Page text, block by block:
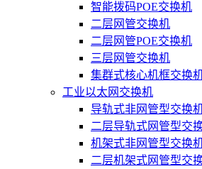
智能拨码POE交换机
二层网管交换机
二层网管POE交换机
三层网管交换机
集群式核心机框交换
工业以太网交换机
导轨式非网管型交换
二层导轨式网管型交
机架式非网管型交换
二层机架式网管型交